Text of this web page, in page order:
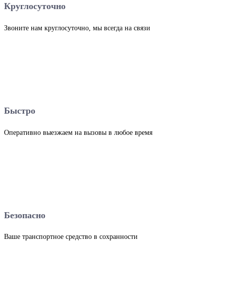
Круглосуточно
Звоните нам круглосуточно, мы всегда на связи
Быстро
Оперативно выезжаем на вызовы в любое время
Безопасно
Ваше транспортное средство в сохранности